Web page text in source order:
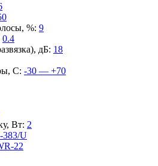
%: 9
0.4
дБ: 18
С: -30 — +70
Вт: 2
383/U
22